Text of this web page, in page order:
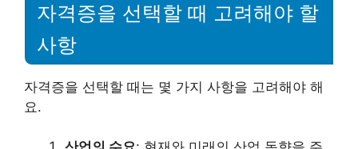
자격증을 선택할 때 고려해야 할
사항
자격증을 선택할 때는 몇 가지 사항을 고려해야 해
요.